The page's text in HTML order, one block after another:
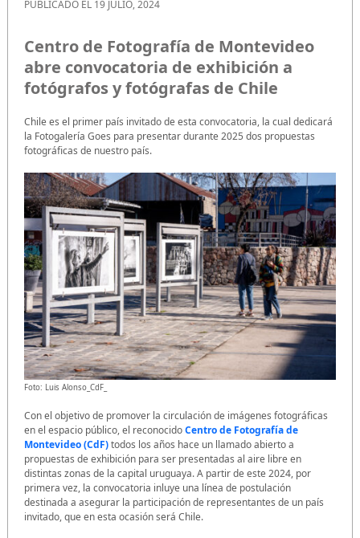
PUBLICADO EL 19 JULIO, 2024
Centro de Fotografía de Montevideo
abre convocatoria de exhibición a
fotógrafos y fotógrafas de Chile
Chile es el primer país invitado de esta convocatoria, la cual dedicará
la Fotogalería Goes para presentar durante 2025 dos propuestas
fotográficas de nuestro país.
Foto: Luis Alonso_CdF_
Con el objetivo de promover la circulación de imágenes fotográficas
en el espacio público, el reconocidoCentro de Fotografía de
Montevideo (CdF)todos los años hace un llamado abierto a
propuestas de exhibición para ser presentadas al aire libre en
distintas zonas de la capital uruguaya. A partir de este 2024, por
primera vez, la convocatoria inluye una línea de postulación
destinada a asegurar la participación de representantes de un país
invitado, que en esta ocasión será Chile.